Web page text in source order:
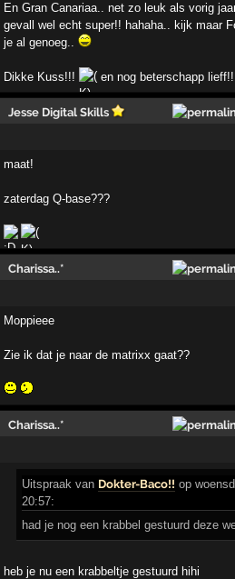
En Gran Canariaa.. net zo leuk als vorig
gevall wel echt super!! hahaha.. kijk maar
je al genoeg..
Dikke Kuss!!! en nog beterschapp lieff!!
Jesse Digital Skills
maat!
zaterdag Q-base???
Charissa..*
Moppieee
Zie ik dat je naar de matrixx gaat??
Charissa..*
Uitspraak van Dokter-Baco!! op
20:57:
had je nog een krabbel gestuurd deze
heb je nu een krabbeltje gestuurd hihi